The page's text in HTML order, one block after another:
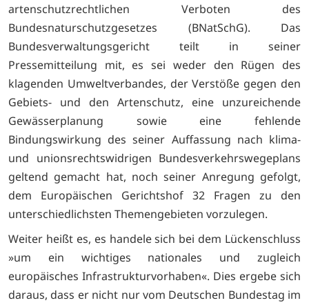
artenschutzrechtlichen Verboten des
Bundesnaturschutzgesetzes (BNatSchG). Das
Bundesverwaltungsgericht teilt in seiner
Pressemitteilung mit, es sei weder den Rügen des
klagenden Umweltverbandes, der Verstöße gegen den
Gebiets- und den Artenschutz, eine unzureichende
Gewässerplanung sowie eine fehlende
Bindungswirkung des seiner Auffassung nach klima-
und unionsrechtswidrigen Bundesverkehrswegeplans
geltend gemacht hat, noch seiner Anregung gefolgt,
dem Europäischen Gerichtshof 32 Fragen zu den
unterschiedlichsten Themengebieten vorzulegen.
Weiter heißt es, es handele sich bei dem Lückenschluss
»um ein wichtiges nationales und zugleich
europäisches Infrastrukturvorhaben«. Dies ergebe sich
daraus, dass er nicht nur vom Deutschen Bundestag im